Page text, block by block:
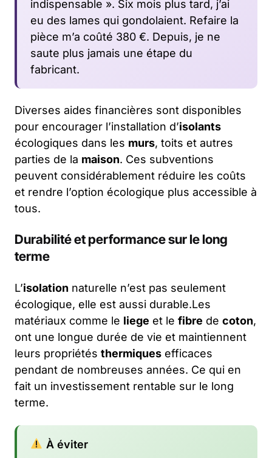
indispensable ». Six mois plus tard, j’ai
eu des lames qui gondolaient. Refaire la
pièce m’a coûté 380 €. Depuis, je ne
saute plus jamais une étape du
fabricant.
Diverses aides financières sont disponibles
pour encourager l’installation d’isolants
écologiques dans les murs, toits et autres
parties de la maison. Ces subventions
peuvent considérablement réduire les coûts
et rendre l’option écologique plus accessible à
tous.
Durabilité et performance sur le long
terme
L’isolation naturelle n’est pas seulement
écologique, elle est aussi durable.Les
matériaux comme le liege et le fibre de coton,
ont une longue durée de vie et maintiennent
leurs propriétés thermiques efficaces
pendant de nombreuses années. Ce qui en
fait un investissement rentable sur le long
terme.
À éviter